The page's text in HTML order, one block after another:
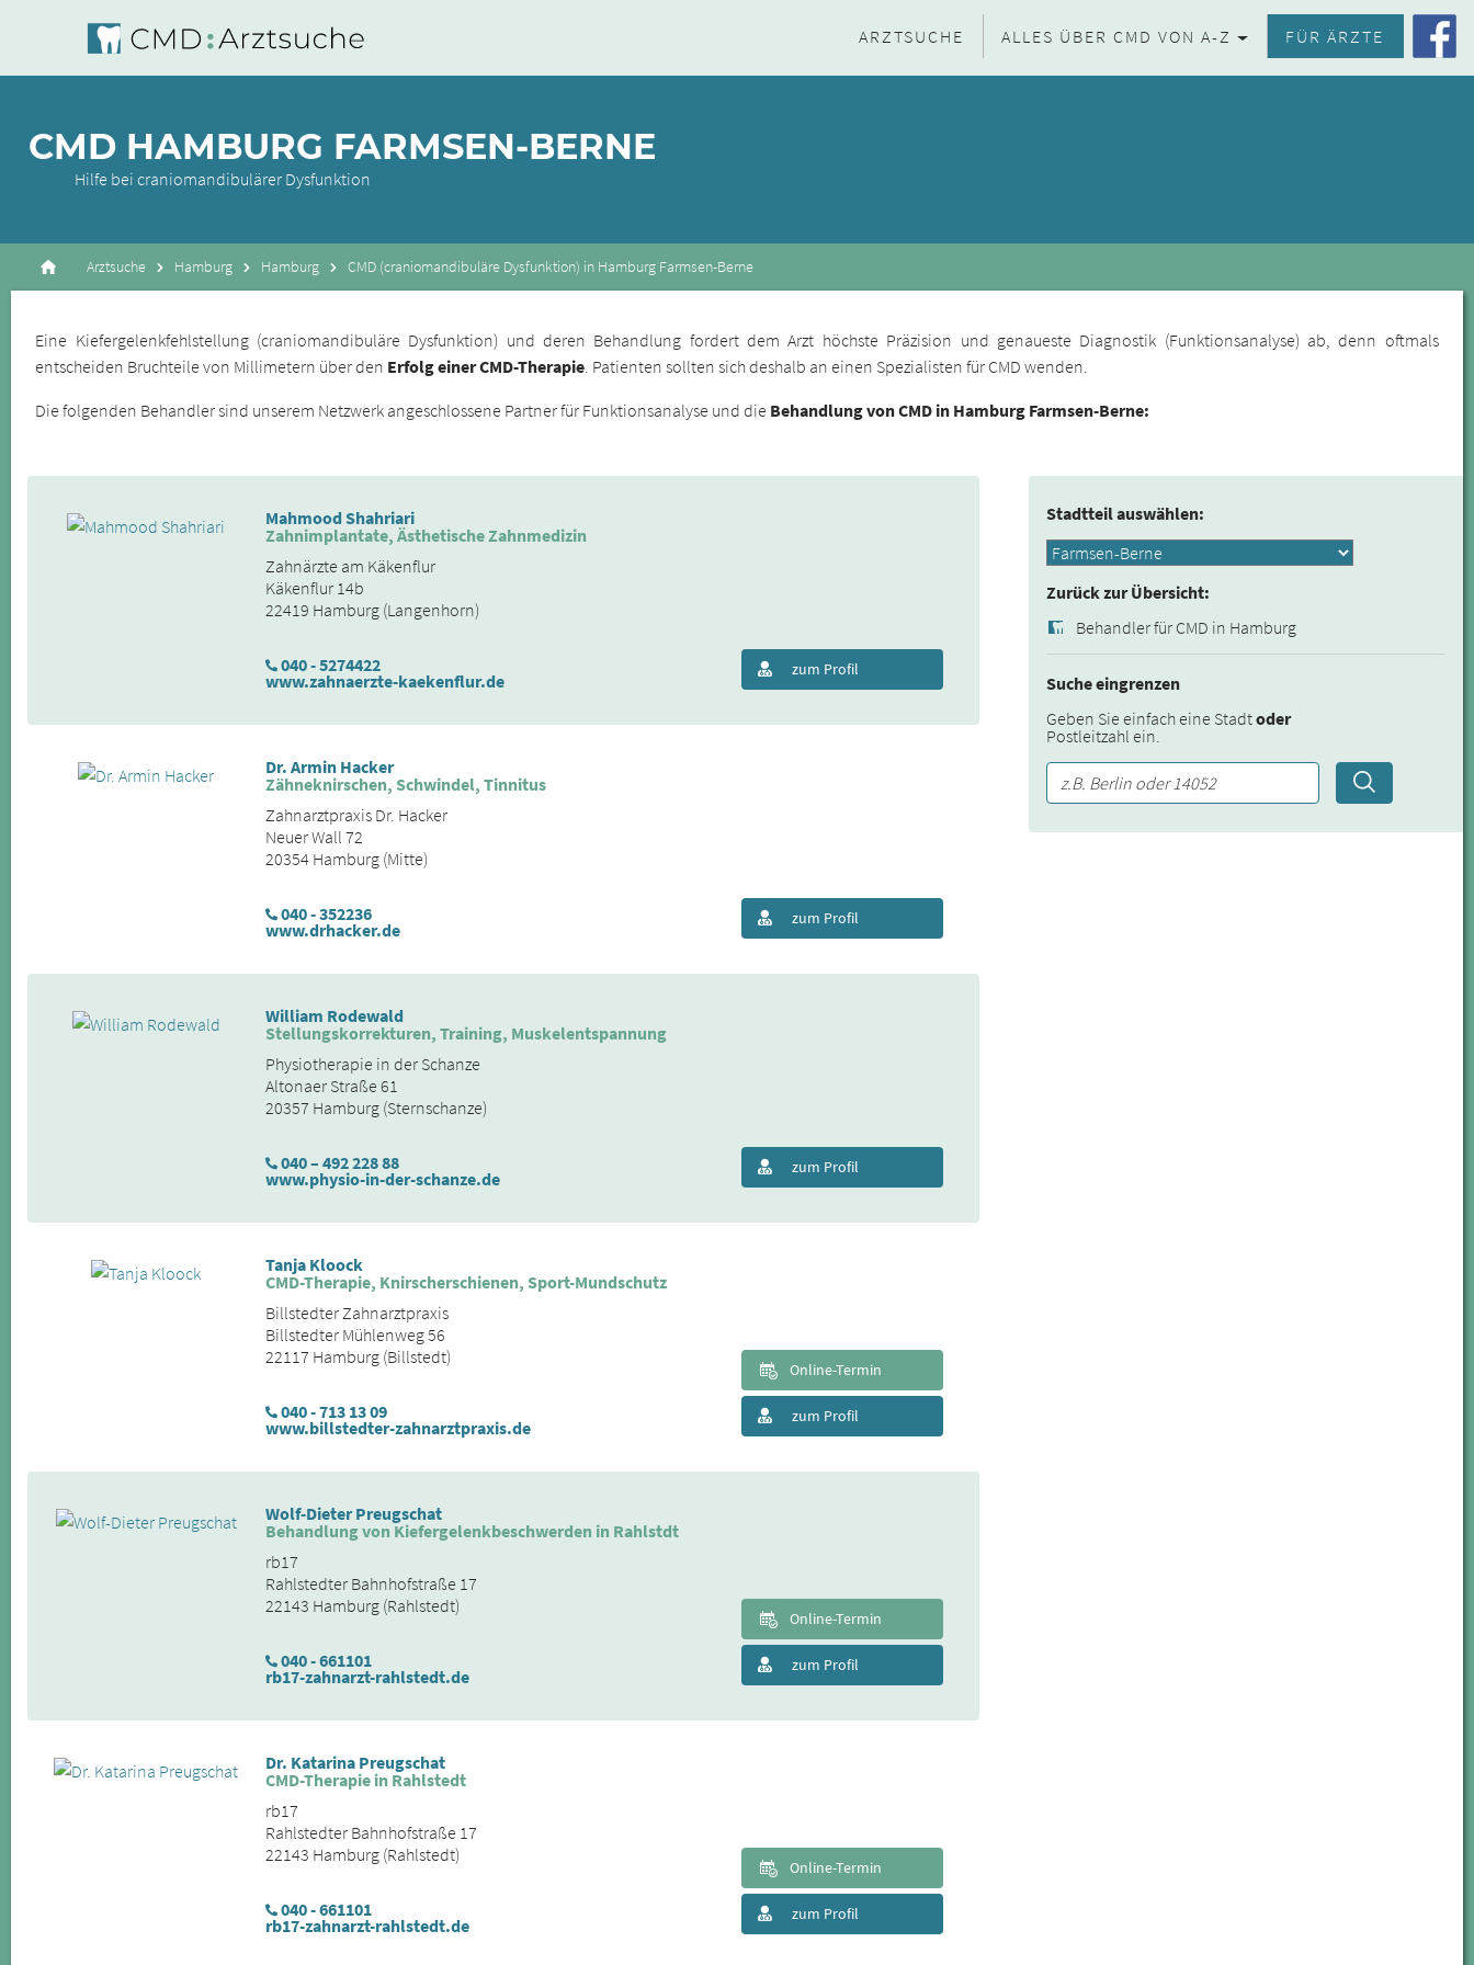
ARZTSUCHE ALLES ÜBER CMD VON A-Z FÜR ÄRZTE
CMD HAMBURG FARMSEN-BERNE
Hilfe bei craniomandibulärer Dysfunktion
Arztsuche Hamburg Hamburg CMD (craniomandibuläre Dysfunktion) in Hamburg Farmsen-Berne
Eine Kiefergelenkfehlstellung (craniomandibuläre Dysfunktion) und deren Behandlung fordert dem Arzt höchste Präzision und genaueste Diagnostik (Funktionsanalyse) ab, denn oftmals
entscheiden Bruchteile von Millimetern über den Erfolg einer CMD-Therapie . Patienten sollten sich deshalb an einen Spezialisten für CMD wenden.
Die folgenden Behandler sind unserem Netzwerk angeschlossene Partner für Funktionsanalyse und die Behandlung von CMD in Hamburg Farmsen-Berne:
Stadtteil auswählen:
Zurück zur Übersicht:
Behandler für CMD in Hamburg
Suche eingrenzen
Geben Sie einfach eine Stadtoder
Postleitzahl ein.
Mahmood Shahriari
Zahnimplantate, Ästhetische Zahnmedizin
Zahnärzte am Käkenflur
Käkenflur 14b
22419 Hamburg (Langenhorn)
040 - 5274422
www.zahnaerzte-kaekenflur.de
zum Profil
Dr. Armin Hacker
Zähneknirschen, Schwindel, Tinnitus
Zahnarztpraxis Dr. Hacker
Neuer Wall 72
20354 Hamburg (Mitte)
040 - 352236
www.drhacker.de
zum Profil
William Rodewald
Stellungskorrekturen, Training, Muskelentspannung
Physiotherapie in der Schanze
Altonaer Straße 61
20357 Hamburg (Sternschanze)
040 – 492 228 88
www.physio-in-der-schanze.de
zum Profil
Tanja Kloock
CMD-Therapie, Knirscherschienen, Sport-Mundschutz
Billstedter Zahnarztpraxis
Billstedter Mühlenweg 56
22117 Hamburg (Billstedt)
040 - 713 13 09
www.billstedter-zahnarztpraxis.de
zum Profil
Online-Termin
Wolf-Dieter Preugschat
Behandlung von Kiefergelenkbeschwerden in Rahlstdt
rb17
Rahlstedter Bahnhofstraße 17
22143 Hamburg (Rahlstedt)
040 - 661101
rb17-zahnarzt-rahlstedt.de
zum Profil
Online-Termin
Dr. Katarina Preugschat
CMD-Therapie in Rahlstedt
rb17
Rahlstedter Bahnhofstraße 17
22143 Hamburg (Rahlstedt)
040 - 661101
rb17-zahnarzt-rahlstedt.de
zum Profil
Online-Termin